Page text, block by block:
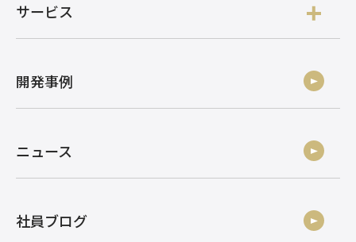
サービス
開発事例
ニュース
社員ブログ